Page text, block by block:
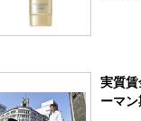
実質賃
ーマン